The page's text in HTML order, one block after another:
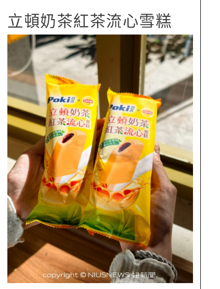
立頓奶茶紅茶流心雪糕